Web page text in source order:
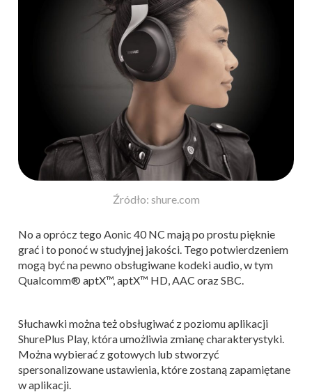
Źródło: shure.com
No a oprócz tego Aonic 40 NC mają po prostu pięknie
grać i to ponoć w studyjnej jakości. Tego potwierdzeniem
mogą być na pewno obsługiwane kodeki audio, w tym
Qualcomm® aptX™, aptX™ HD, AAC oraz SBC.
Słuchawki można też obsługiwać z poziomu aplikacji
ShurePlus Play, która umożliwia zmianę charakterystyki.
Można wybierać z gotowych lub stworzyć
spersonalizowane ustawienia, które zostaną zapamiętane
w aplikacji.